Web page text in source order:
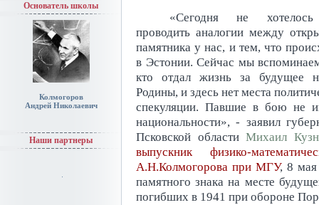
Основатель школы
Колмогоров
Андрей Николаевич
Наши партнеры
«Сегодня не
проводить аналогии между
памятника у нас, и тем, что
в Эстонии. Сейчас мы
кто отдал жизнь за будущее
Родины, и здесь нет места
спекуляции. Павшие в бою не
национальности», - заявил
Псковской областиМихаил
выпускник физико-
А.Н.Колмогорова при МГУ, 8 мая
памятного знака на месте
погибших в 1941 при обороне